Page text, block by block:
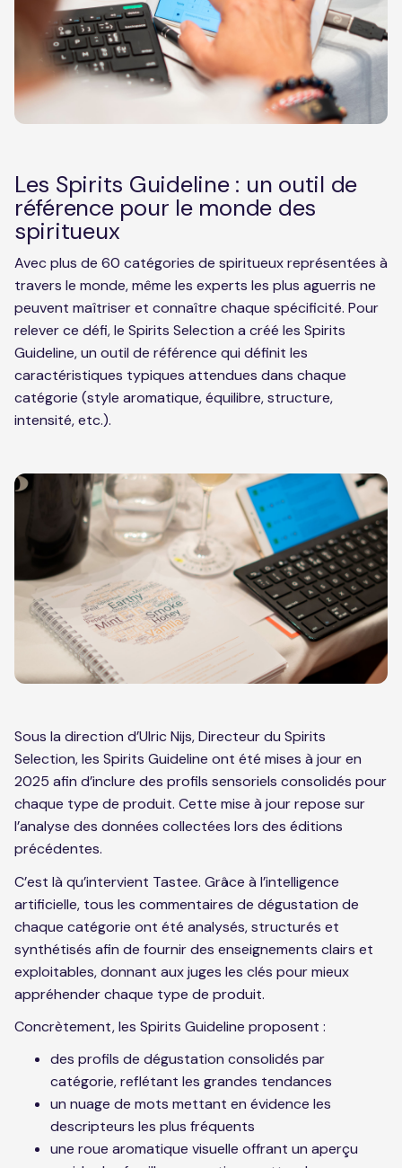
Les Spirits Guideline : un outil de
référence pour le monde des
spiritueux
Avec plus de 60 catégories de spiritueux représentées à
travers le monde, même les experts les plus aguerris ne
peuvent maîtriser et connaître chaque spécificité. Pour
relever ce défi, le Spirits Selection a créé les Spirits
Guideline, un outil de référence qui définit les
caractéristiques typiques attendues dans chaque
catégorie (style aromatique, équilibre, structure,
intensité, etc.).
Sous la direction d’Ulric Nijs, Directeur du Spirits
Selection, les Spirits Guideline ont été mises à jour en
2025 afin d’inclure des profils sensoriels consolidés pour
chaque type de produit. Cette mise à jour repose sur
l’analyse des données collectées lors des éditions
précédentes.
C’est là qu’intervient Tastee. Grâce à l’intelligence
artificielle, tous les commentaires de dégustation de
chaque catégorie ont été analysés, structurés et
synthétisés afin de fournir des enseignements clairs et
exploitables, donnant aux juges les clés pour mieux
appréhender chaque type de produit.
Concrètement, les Spirits Guideline proposent :
des profils de dégustation consolidés par
catégorie, reflétant les grandes tendances
un nuage de mots mettant en évidence les
descripteurs les plus fréquents
une roue aromatique visuelle offrant un aperçu